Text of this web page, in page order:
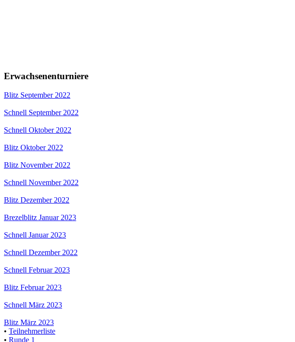
Erwachsenenturniere
Blitz September 2022
Schnell September 2022
Schnell Oktober 2022
Blitz Oktober 2022
Blitz November 2022
Schnell November 2022
Blitz Dezember 2022
Brezelblitz Januar 2023
Schnell Januar 2023
Schnell Dezember 2022
Schnell Februar 2023
Blitz Februar 2023
Schnell März 2023
Blitz März 2023
• Teilnehmerliste
• Runde 1